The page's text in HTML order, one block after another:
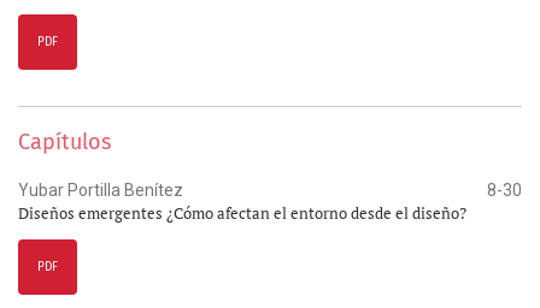
PDF
Capítulos
Yubar Portilla Benítez 8-30
Diseños emergentes ¿Cómo afectan el entorno desde el diseño?
PDF